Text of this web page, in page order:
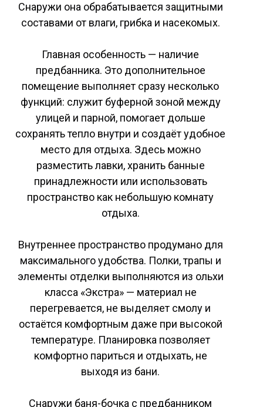
Снаружи она обрабатывается защитными
составами от влаги, грибка и насекомых.
Главная особенность — наличие
предбанника. Это дополнительное
помещение выполняет сразу несколько
функций: служит буферной зоной между
улицей и парной, помогает дольше
сохранять тепло внутри и создаёт удобное
место для отдыха. Здесь можно
разместить лавки, хранить банные
принадлежности или использовать
пространство как небольшую комнату
отдыха.
Внутреннее пространство продумано для
максимального удобства. Полки, трапы и
элементы отделки выполняются из ольхи
класса «Экстра» — материал не
перегревается, не выделяет смолу и
остаётся комфортным даже при высокой
температуре. Планировка позволяет
комфортно париться и отдыхать, не
выходя из бани.
Снаружи баня-бочка с предбанником